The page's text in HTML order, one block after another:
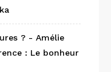
? - Amélie
: Le bonheur